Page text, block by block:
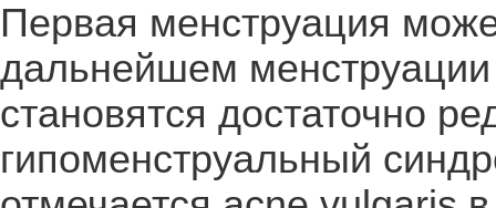
Первая менструация
дальнейшем менструации
становятся достаточно
гипоменструальный